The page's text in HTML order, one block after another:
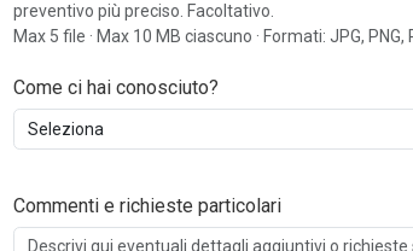
preventivo più preciso. Facoltativo.
Max 5 file · Max 10 MB ciascuno · Formati: JPG, PNG,
Come ci hai conosciuto?
Commenti e richieste particolari